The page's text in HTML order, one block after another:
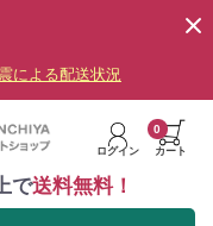
による配送状況
ログイン カート
0
で送料無料！